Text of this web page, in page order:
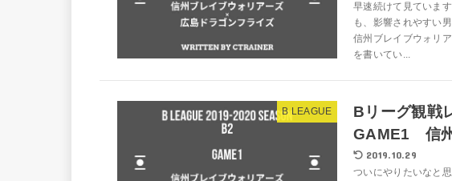
早速続けて見ていま
も、影響されやすい
信州ブレイブウォリ
を書いてい...
B LEAGUE
Bリーグ観戦
GAME1 信
2019.10.29
ついにやりたいなと